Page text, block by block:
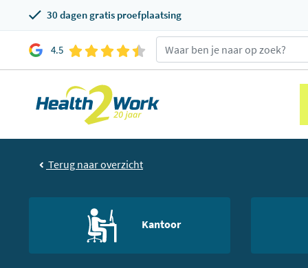
30 dagen gratis proefplaatsing
4.5
Terug naar overzicht
Kantoor